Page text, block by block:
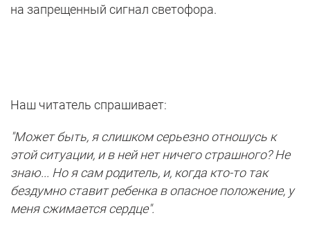
на запрещенный сигнал светофора.
Наш читатель спрашивает:
"Может быть, я слишком серьезно отношусь к
этой ситуации, и в ней нет ничего страшного? Не
знаю... Но я сам родитель, и, когда кто-то так
бездумно ставит ребенка в опасное положение, у
меня сжимается сердце".